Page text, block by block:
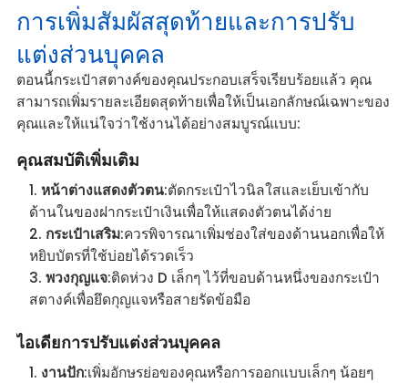
การเพิ่มสัมผัสสุดท้ายและการปรับ
แต่งส่วนบุคคล
ตอนนี้กระเป๋าสตางค์ของคุณประกอบเสร็จเรียบร้อยแล้ว คุณ
สามารถเพิ่มรายละเอียดสุดท้ายเพื่อให้เป็นเอกลักษณ์เฉพาะของ
คุณและให้แน่ใจว่าใช้งานได้อย่างสมบูรณ์แบบ:
คุณสมบัติเพิ่มเติม
หน้าต่างแสดงตัวตน:ตัดกระเป๋าไวนิลใสและเย็บเข้ากับ
ด้านในของฝากระเป๋าเงินเพื่อให้แสดงตัวตนได้ง่าย
กระเป๋าเสริม:ควรพิจารณาเพิ่มช่องใส่ของด้านนอกเพื่อให้
หยิบบัตรที่ใช้บ่อยได้รวดเร็ว
พวงกุญแจ:ติดห่วง D เล็กๆ ไว้ที่ขอบด้านหนึ่งของกระเป๋า
สตางค์เพื่อยึดกุญแจหรือสายรัดข้อมือ
ไอเดียการปรับแต่งส่วนบุคคล
งานปัก:เพิ่มอักษรย่อของคุณหรือการออกแบบเล็กๆ น้อยๆ